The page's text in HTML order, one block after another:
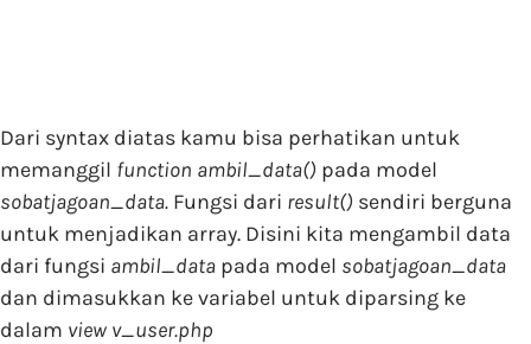
Dari syntax diatas kamu bisa perhatikan untuk
memanggil function ambil_data() pada model
sobatjagoan_data. Fungsi dari result() sendiri berguna
untuk menjadikan array. Disini kita mengambil data
dari fungsi ambil_data pada model sobatjagoan_data
dan dimasukkan ke variabel untuk diparsing ke
dalam view v_user.php